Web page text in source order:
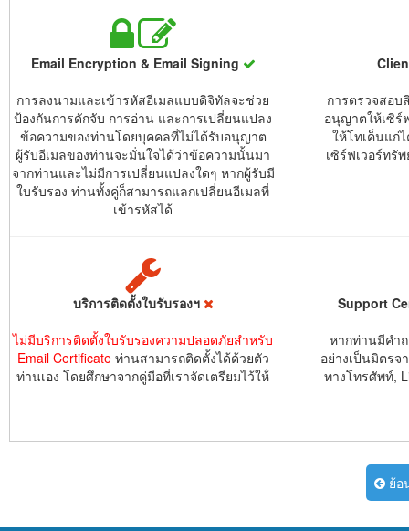
Email Encryption & Email Signing
การลงนามและเข้ารหัสอีเมลแบบดิจิทัลจะช่วย
ป้องกันการดักจับ การอ่าน และการเปลี่ยนแปลง
ข้อความของท่านโดยบุคคลที่ไม่ได้รับอนุญาต
ผู้รับอีเมลของท่านจะมั่นใจได้ว่าข้อความนั้นมา
จากท่านและไม่มีการเปลี่ยนแปลงใดๆ หากผู้รับมี
ใบรับรอง ท่านทั้งคู่ก็สามารถแลกเปลี่ยนอีเมลที่
เข้ารหัสได้
การตรวจสอบ
อนุญาตให้เซิร์
ให้โทเค็นแก่
เซิร์ฟเวอร์ทรั
บริการติดตั้งใบรับรองฯ
ไม่มีบริการติดตั้งใบรับรองความปลอดภัยสำหรับ
Email Certificate ท่านสามารถติดตั้งได้ด้วยตัว
ท่านเอง โดยศึกษาจากคู่มือที่เราจัดเตรียมไว้ให้่
Support
หากท่านมีคำ
อย่างเป็นมิตรจ
ทางโทรศัพท์,
ย้อ